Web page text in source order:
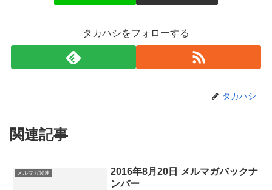
タカハシをフォローする
タカハシ
関連記事
メルマガ関連
2016年8月20日 メルマガバックナ
ンバー